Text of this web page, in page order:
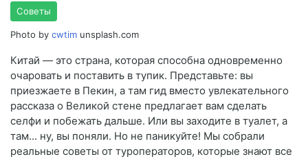
Советы
Photo by cwtim unsplash.com
Китай — это страна, которая способна одновременно
очаровать и поставить в тупик. Представьте: вы
приезжаете в Пекин, а там гид вместо увлекательного
рассказа о Великой стене предлагает вам сделать
селфи и побежать дальше. Или вы заходите в туалет, а
там... ну, вы поняли. Но не паникуйте! Мы собрали
реальные советы от туроператоров, которые знают все